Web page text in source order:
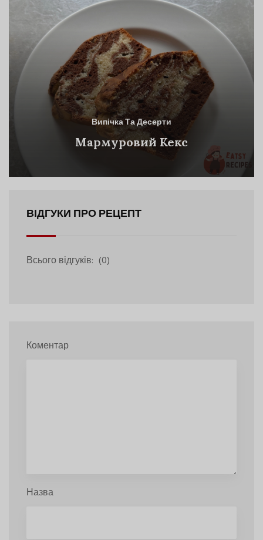
Випічка Та Десерти
Мармуровий Кекс
ВІДГУКИ ПРО РЕЦЕПТ
Всього відгуків: (0)
Коментар
Назва